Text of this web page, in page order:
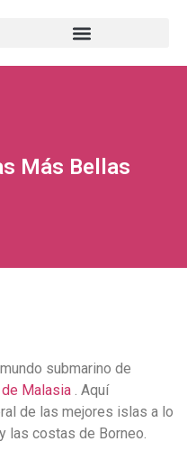
Más Bellas
submarino de
Malasia . Aquí
de las mejores islas a lo
las costas de Borneo.